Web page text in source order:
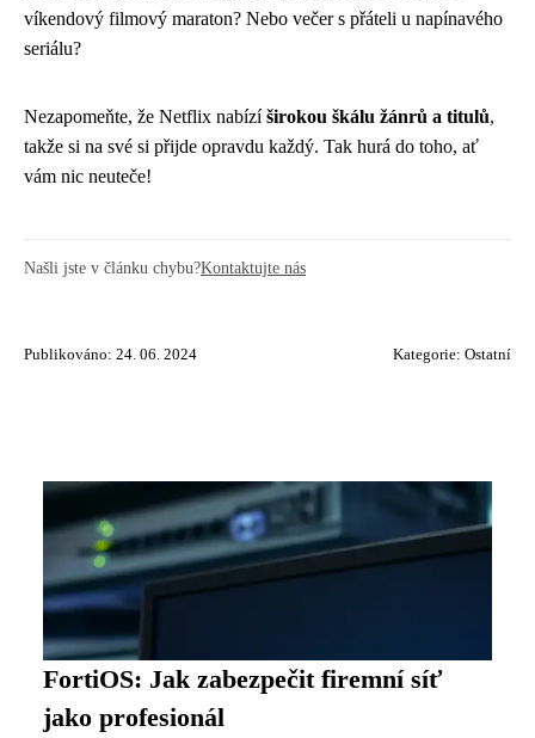
víkendový filmový maraton? Nebo večer s přáteli u napínavého
seriálu?
Nezapomeňte, že Netflix nabízíširokou škálu žánrů a titulů,
takže si na své si přijde opravdu každý. Tak hurá do toho, ať
vám nic neuteče!
Našli jste v článku chybu?Kontaktujte nás
Publikováno: 24. 06. 2024 Kategorie: Ostatní
FortiOS: Jak zabezpečit firemní síť
jako profesionál